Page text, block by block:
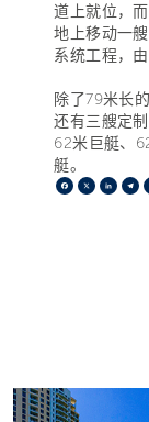
道上就位，
地上移动一
系统工程，
除了79米长
还有三艘定
62米巨艇、
艇。
X